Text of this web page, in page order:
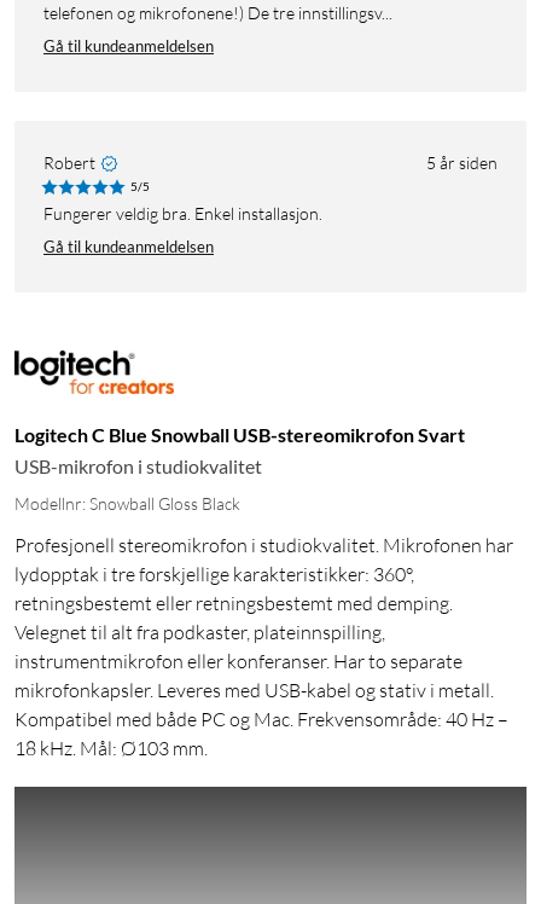
telefonen og mikrofonene!) De tre innstillingsv...
Gå til kundeanmeldelsen
Robert 5 år siden
5/5
Fungerer veldig bra. Enkel installasjon.
Gå til kundeanmeldelsen
Logitech C Blue Snowball USB-stereomikrofon Svart
USB-mikrofon i studiokvalitet
Modellnr: Snowball Gloss Black
Profesjonell stereomikrofon i studiokvalitet. Mikrofonen har
lydopptak i tre forskjellige karakteristikker: 360°,
retningsbestemt eller retningsbestemt med demping.
Velegnet til alt fra podkaster, plateinnspilling,
instrumentmikrofon eller konferanser. Har to separate
mikrofonkapsler. Leveres med USB-kabel og stativ i metall.
Kompatibel med både PC og Mac. Frekvensområde: 40 Hz –
18 kHz. Mål: Ø103 mm.